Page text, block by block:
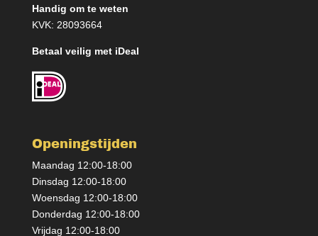
Handig om te weten
KVK: 28093664
Betaal veilig met iDeal
Openingstijden
Maandag 12:00-18:00
Dinsdag 12:00-18:00
Woensdag 12:00-18:00
Donderdag 12:00-18:00
Vrijdag 12:00-18:00